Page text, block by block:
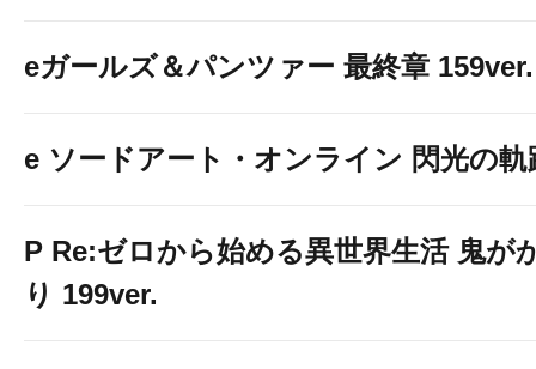
eガールズ＆パンツァー 最終章 159ver.
e ソードアート・オンライン 閃光の軌
P Re:ゼロから始める異世界生活 鬼が
り 199ver.